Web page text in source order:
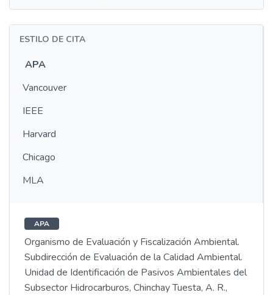
ESTILO DE CITA
APA
Vancouver
IEEE
Harvard
Chicago
MLA
APA
Organismo de Evaluación y Fiscalización Ambiental.
Subdirección de Evaluación de la Calidad Ambiental.
Unidad de Identificación de Pasivos Ambientales del
Subsector Hidrocarburos, Chinchay Tuesta, A. R.,